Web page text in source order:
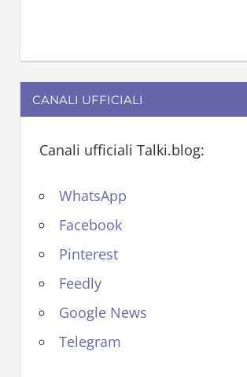
CANALI UFFICIALI
Canali ufficiali Talki.blog:
WhatsApp
Facebook
Pinterest
Feedly
Google News
Telegram